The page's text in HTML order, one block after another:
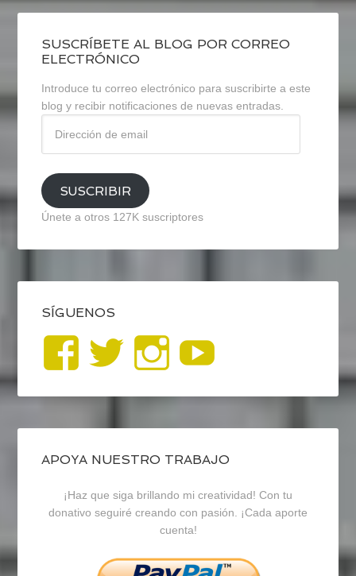
SUSCRÍBETE AL BLOG POR CORREO
ELECTRÓNICO
Introduce tu correo electrónico para suscribirte a este
blog y recibir notificaciones de nuevas entradas.
email
SUSCRIBIR
Únete a otros 127K suscriptores
SÍGUENOS
Ver
perfil
de
blogrecursosep
en
Facebook
Ver
perfil
de
recursosep
en
Twitter
Ver
perfil
de
recursosep
en
Instagram
APOYA NUESTRO TRABAJO
¡Haz que siga brillando mi creatividad! Con tu
donativo seguiré creando con pasión. ¡Cada aporte
cuenta!